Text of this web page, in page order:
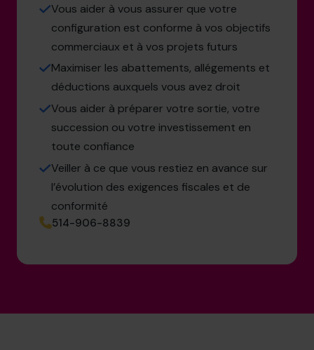
Vous aider à vous assurer que votre
configuration est conforme à vos objectifs
commerciaux et à vos projets futurs
Maximiser les abattements, allégements et
déductions auxquels vous avez droit
Vous aider à préparer votre sortie, votre
succession ou votre investissement en
toute confiance
Veiller à ce que vous restiez en avance sur
l’évolution des exigences fiscales et de
conformité
514-906-8839